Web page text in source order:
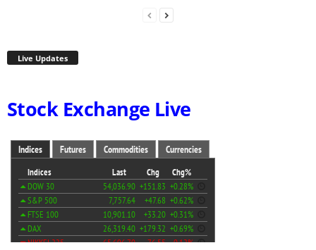
Live Updates
Stock Exchange Live